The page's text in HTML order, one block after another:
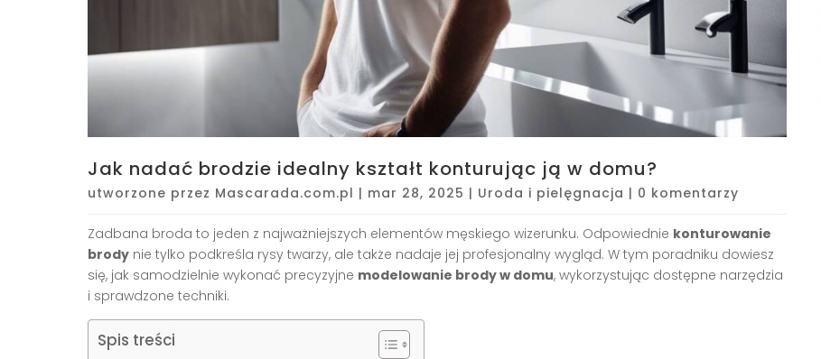
Jak nadać brodzie idealny kształt konturując ją w domu?
utworzone przez Mascarada.com.pl | mar 28, 2025 | Uroda i pielęgnacja | 0 komentarzy
Zadbana broda to jeden z najważniejszych elementów męskiego wizerunku. Odpowiednie konturowanie
brody nie tylko podkreśla rysy twarzy, ale także nadaje jej profesjonalny wygląd. W tym poradniku dowiesz
się, jak samodzielnie wykonać precyzyjne modelowanie brody w domu, wykorzystując dostępne narzędzia
i sprawdzone techniki.
Spis treści